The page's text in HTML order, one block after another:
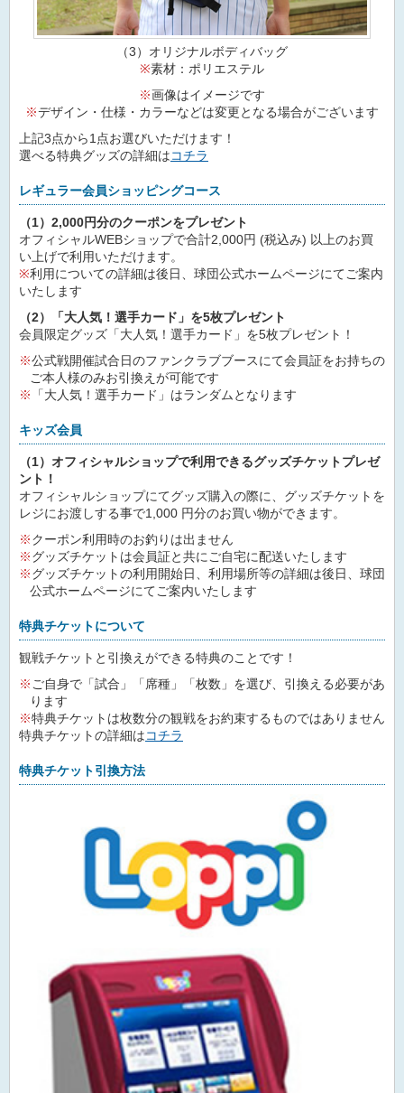
（3）オリジナルボディバッグ
※素材：ポリエステル
※画像はイメージです
※デザイン・仕様・カラーなどは変更となる場合がございます
上記3点から1点お選びいただけます！
選べる特典グッズの詳細はコチラ
レギュラー会員ショッピングコース
（1）2,000円分のクーポンをプレゼント
オフィシャルWEBショップで合計2,000円 (税込み) 以上のお買
い上げで利用いただけます。
※利用についての詳細は後日、球団公式ホームページにてご案内
いたします
（2）「大人気！選手カード」を5枚プレゼント
会員限定グッズ「大人気！選手カード」を5枚プレゼント！
公式戦開催試合日のファンクラブブースにて会員証をお持ちの
ご本人様のみお引換えが可能です
「大人気！選手カード」はランダムとなります
キッズ会員
（1）オフィシャルショップで利用できるグッズチケットプレゼ
ント！
オフィシャルショップにてグッズ購入の際に、グッズチケットを
レジにお渡しする事で1,000 円分のお買い物ができます。
クーポン利用時のお釣りは出ません
グッズチケットは会員証と共にご自宅に配送いたします
グッズチケットの利用開始日、利用場所等の詳細は後日、球団
公式ホームページにてご案内いたします
特典チケットについて
観戦チケットと引換えができる特典のことです！
ご自身で「試合」「席種」「枚数」を選び、引換える必要があ
ります
特典チケットは枚数分の観戦をお約束するものではありません
特典チケットの詳細はコチラ
特典チケット引換方法